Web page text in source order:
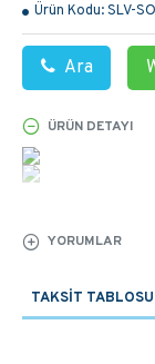
Ürün Kodu:SLV-
Ara
ÜRÜN DETAYI
YORUMLAR
TAKSIT TABLOSU